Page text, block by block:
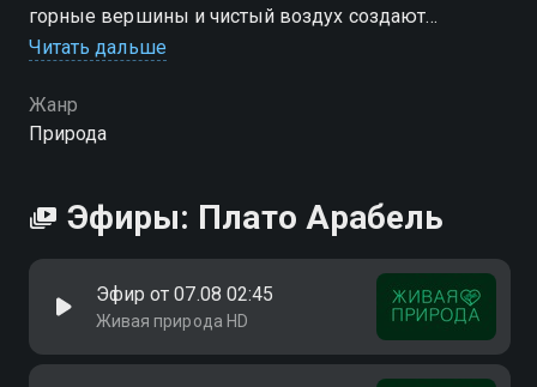
горные вершины и чистый воздух создают
атмосферу уединения и величия природы
Читать дальше
Жанр
Природа
Эфиры: Плато Арабель
Эфир от 07.08 02:45
Живая природа HD